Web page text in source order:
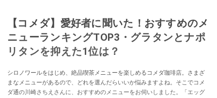
【コメダ】愛好者に聞いた！おすすめのメ
ニューランキングTOP3・グラタンとナポ
リタンを抑えた1位は？
シロノワールをはじめ、絶品喫茶メニューを楽しめるコメダ珈琲店。さまざ
まなメニューがあるので、どれを選んだらいいか悩みますよね。そこでコメ
ダ通の川崎さちえさんに、おすすめのメニューをお伺いしました。「エッグ